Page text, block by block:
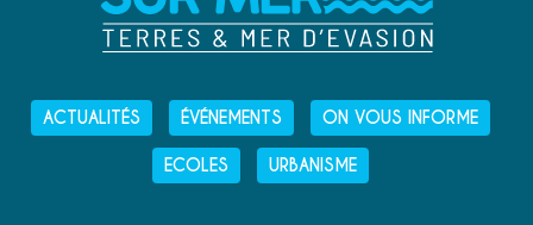
ACTUALITÉS ÉVÉNEMENTS ON VOUS INFORME
ECOLES URBANISME